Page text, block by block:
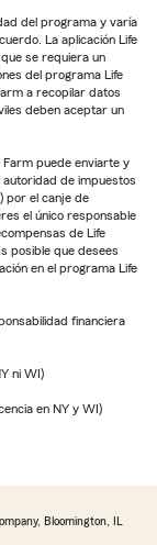
del programa y varía
La aplicación Life
se requiera un
del programa Life
a recopilar datos
deben aceptar un
puede enviarte y
de impuestos
por el canje de
el único responsable
de Life
posible que desees
en el programa Life
financiera
ni WI)
en NY y WI)
Bloomington, IL